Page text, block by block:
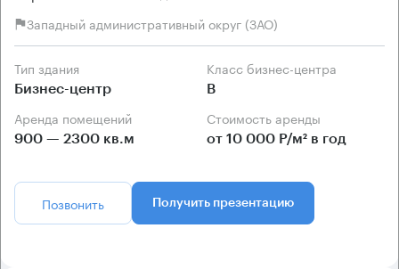
Западный административный округ (ЗАО)
Тип здания
Бизнес-центр
Класс бизнес-центра
B
Аренда помещений
900 — 2300 кв.м
Стоимость аренды
от 10 000 Р/м² в год
Позвонить Получить презентацию